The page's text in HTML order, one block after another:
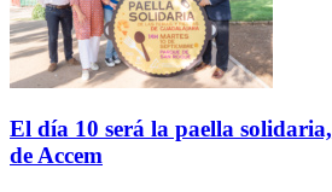
El día 10 será la paella
de Accem